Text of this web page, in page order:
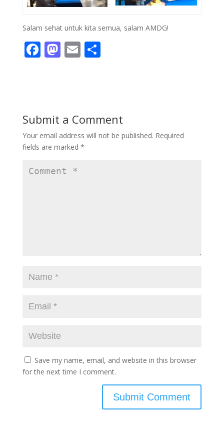
Salam sehat untuk kita semua, salam AMDG!
F
o
o
k
M
o
n
E S
Submit a Comment
Your email address will not be published. Required
fields are marked *
Save my name, email, and website in this browser
for the next time I comment.